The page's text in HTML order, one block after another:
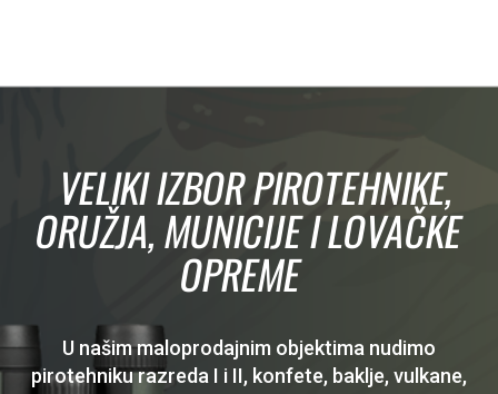
VELIKI IZBOR PIROTEHNIKE,
ORUŽJA, MUNICIJE I LOVAČKE
OPREME
U našim maloprodajnim objektima nudimo
pirotehniku razreda I i II, konfete, baklje, vulkane,